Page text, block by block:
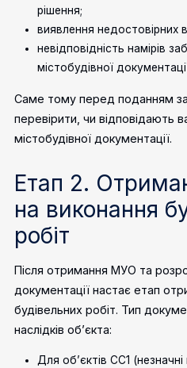
рішення;
виявлення недостовірних
невідповідність намірів
містобудівної
Саме тому перед поданням
перевірити, чи відповідають
містобудівної документації.
Етап 2.
на виконання
робіт
Після отримання МУО та
документації настає етап
будівельних робіт. Тип
наслідків об’єкта:
Для об’єктів СС1